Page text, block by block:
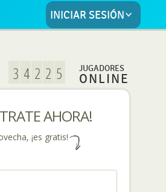
INICIAR SESIÓN
JUGADORES
ONLINE
AHORA!
¡es gratis!